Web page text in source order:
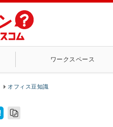
ワークスペース
オフィス豆知識